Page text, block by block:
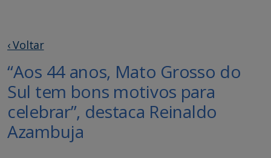
‹ Voltar
“Aos 44 anos, Mato Grosso do
Sul tem bons motivos para
celebrar”, destaca Reinaldo
Azambuja